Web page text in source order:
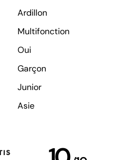
Ardillon
Multifonction
Oui
Garçon
Junior
Asie